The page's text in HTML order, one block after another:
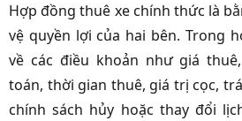
Hợp đồng thuê xe chính thức là
vệ quyền lợi của hai bên. Trong
về các điều khoản như giá
toán, thời gian thuê, giá trị cọc,
chính sách hủy hoặc thay đổi